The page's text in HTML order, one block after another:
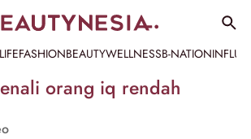
LIFEFASHIONBEAUTYWELLNESSB-NATION
orang iq rendah